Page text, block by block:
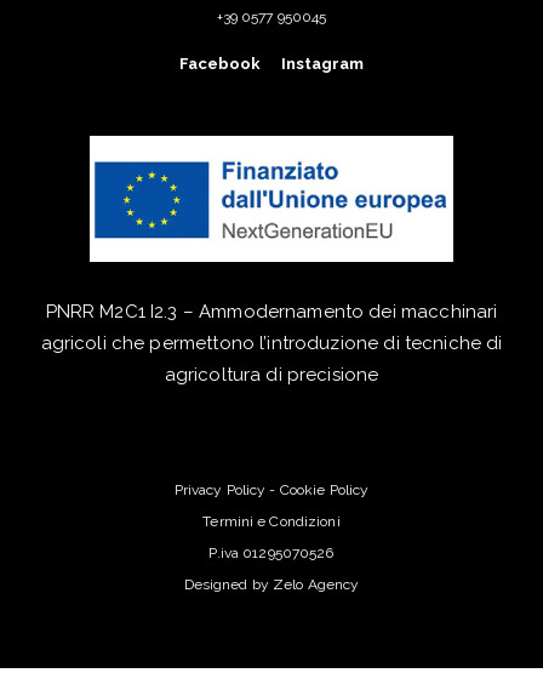
+39 0577 950045
Facebook Instagram
PNRR M2C1 I2.3 – Ammodernamento dei macchinari
agricoli che permettono l’introduzione di tecniche di
agricoltura di precisione
Privacy Policy - Cookie Policy
Termini e Condizioni
P.iva 01295070526
Designed by Zelo Agency